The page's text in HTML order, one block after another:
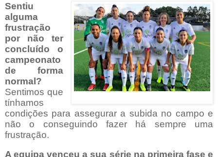
Sentiu
alguma
frustração
por não ter
concluído o
campeonato
de forma
normal?
Sentimos que
tínhamos
condições para assegurar a subida no campo e
não o conseguindo fazer há sempre uma
frustração.
A equipa venceu a sua série na primeira fase e